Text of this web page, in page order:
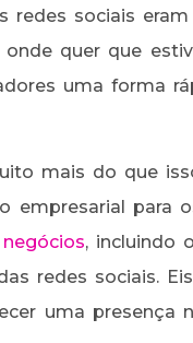
redes sociais
onde quer que
uma forma
mais do que
empresarial para
negócios, incluindo
redes sociais.
uma presença